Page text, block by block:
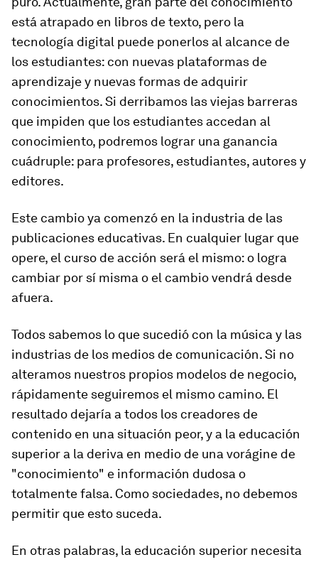
está atrapado en libros de texto, pero la
tecnología digital puede ponerlos al alcance de
los estudiantes: con nuevas plataformas de
aprendizaje y nuevas formas de adquirir
conocimientos. Si derribamos las viejas barreras
que impiden que los estudiantes accedan al
conocimiento, podremos lograr una ganancia
cuádruple: para profesores, estudiantes, autores y
editores.
Este cambio ya comenzó en la industria de las
publicaciones educativas. En cualquier lugar que
opere, el curso de acción será el mismo: o logra
cambiar por sí misma o el cambio vendrá desde
afuera.
Todos sabemos lo que sucedió con la música y las
industrias de los medios de comunicación. Si no
alteramos nuestros propios modelos de negocio,
rápidamente seguiremos el mismo camino. El
resultado dejaría a todos los creadores de
contenido en una situación peor, y a la educación
superior a la deriva en medio de una vorágine de
"conocimiento" e información dudosa o
totalmente falsa. Como sociedades, no debemos
permitir que esto suceda.
En otras palabras, la educación superior necesita